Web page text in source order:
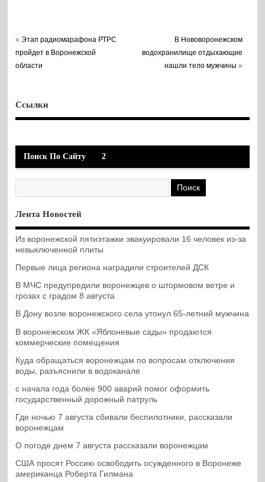
«Этап радиомарафона РТРС
пройдет в Воронежской
области
В Нововоронежском
водохранилище отдыхающие
нашли тело мужчины »
Ссылки
Поиск По Сайту 2
Лента Новостей
Из воронежской пятиэтажки эвакуировали 16 человек из-за
невыключенной плиты
Первые лица региона наградили строителей ДСК
В МЧС предупредили воронежцев о штормовом ветре и
грозах с градом 8 августа
В Дону возле воронежского села утонул 65-летний мужчина
В воронежском ЖК «Яблоневые сады» продаются
коммерческие помещения
Куда обращаться воронежцам по вопросам отключения
воды, разъяснили в водоканале
с начала года более 900 аварий помог оформить
государственный дорожный патруль
Где ночью 7 августа сбивали беспилотники, рассказали
воронежцам
О погоде днем 7 августа рассказали воронежцам
США просят Россию освободить осужденного в Воронеже
американца Роберта Гилмана